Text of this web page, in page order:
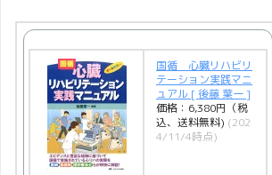
国循 心臓リハビリ
テーション実践マニ
ュアル [ 後藤 葉一 ]
価格：6,380円（税
込、送料無料) (202
4/11/4時点)